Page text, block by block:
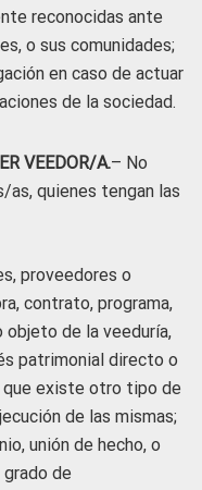
reconocidas ante
o sus comunidades;
en caso de actuar
de la sociedad.
VEEDOR/A.– No
as, quienes tengan las
proveedores o
contrato, programa,
objeto de la veeduría,
patrimonial directo o
existe otro tipo de
de las mismas;
unión de hecho, o
de